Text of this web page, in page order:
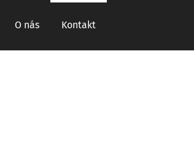
O nás Kontakt